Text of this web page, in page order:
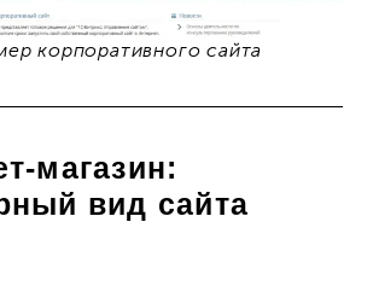
корпоративного сайта
магазин:
вид сайта